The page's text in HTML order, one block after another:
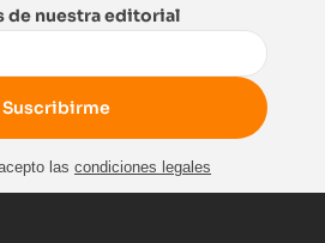
de nuestra editorial
las condiciones legales